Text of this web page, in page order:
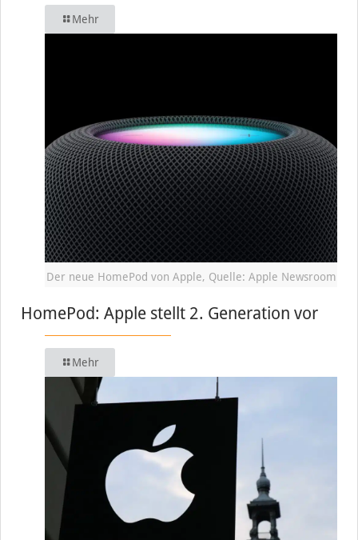
Mehr
Der neue HomePod von Apple, Quelle: Apple Newsroom
HomePod: Apple stellt 2. Generation vor
Mehr